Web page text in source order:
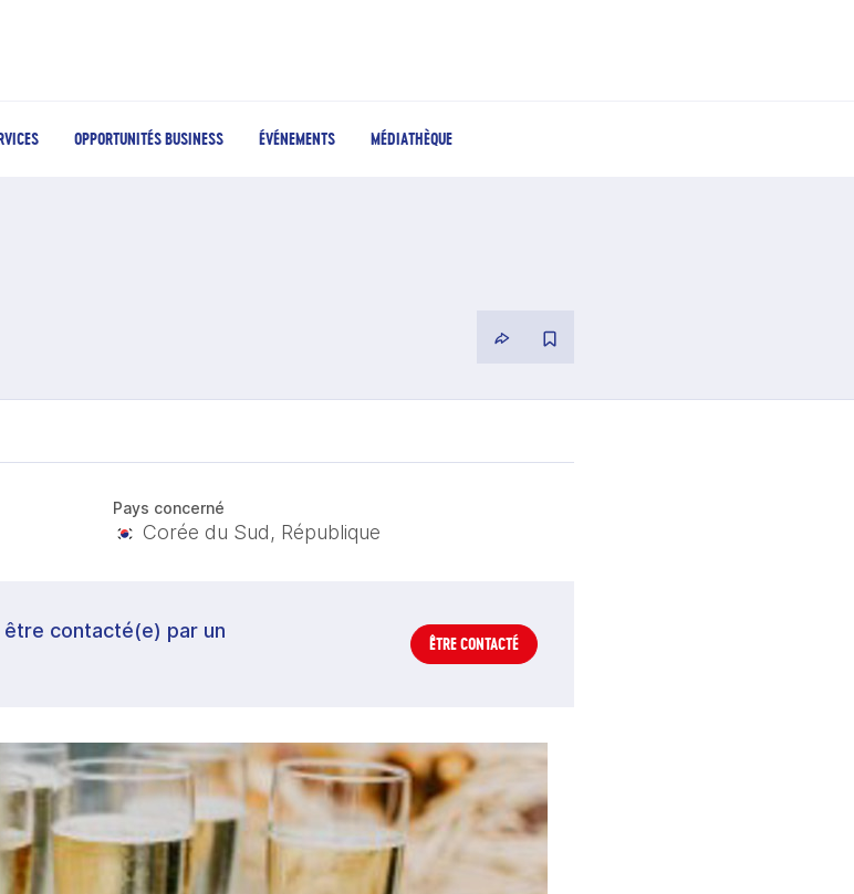
OPPORTUNITÉS BUSINESS ÉVÉNEMENTS MÉDIATHÈQUE
Pays concerné
Corée du Sud, République
être contacté(e) par un
ÊTRE CONTACTÉ